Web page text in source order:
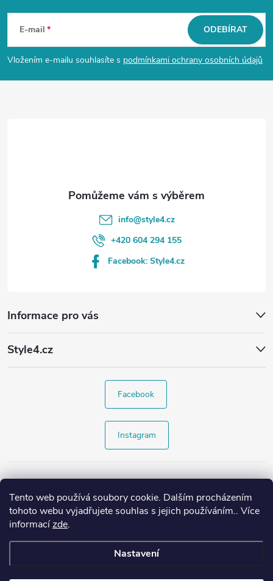
Tento web používá soubory cookie. Dalším procházením
tohoto webu vyjadřujete souhlas s jejich používáním.. Více
informacízde.
Nastavení
p
E-mail
Vložením e-mailu souhlasíte s podmínkami ochrany osobních údajů
ODEBÍRAT
Informace pro vás
Style4.cz
info@style4.cz
+420 604 294 155
Facebook: Style4.cz
Facebook
Instagram